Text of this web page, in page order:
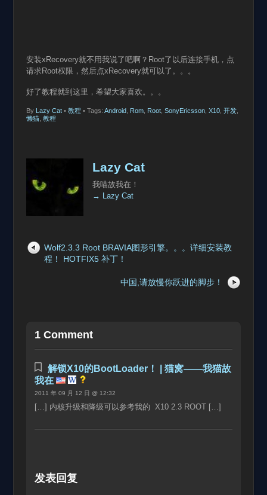
安装xRecovery就不用我说了吧啊？Root了以后连接手机，点
请求Root权限，然后点xRecovery就可以了。。。
好了教程就到这里，希望大家喜欢。。。
By Lazy Cat• 教程 • Tags: Android, Rom, Root, SonyEricsson, X10, 开发,
懒猫, 教程
Lazy Cat
我喵故我在！
→ Lazy Cat
Wolf2.3.3 Root BRAVIA图形引擎。。。详细安装教
程！ HOTFIX5 补丁！
中国,请放慢你跃进的脚步！
1 Comment
解锁X10的BootLoader！ | 猫窝——我猫故
我在
2011 年 09 月 12 日 @ 12:32
[…] 内核升级和降级可以参考我的 X10 2.3 ROOT […]
发表回复